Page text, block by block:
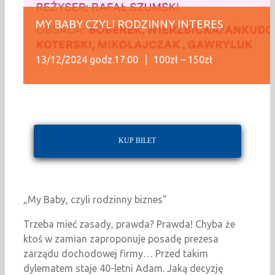
MY BABY CZYLI RODZINNY INTERES
13/12/2024 godz.17:00 100zł – 150zł
KUP BILET
„My Baby, czyli rodzinny biznes”
Trzeba mieć zasady, prawda? Prawda! Chyba że
ktoś w zamian zaproponuje posadę prezesa
zarządu dochodowej firmy… Przed takim
dylematem staje 40-letni Adam. Jaką decyzję